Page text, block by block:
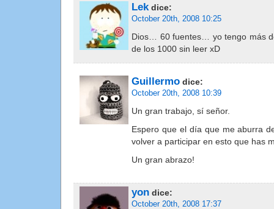
Lek dice:
October 20th, 2008 10:25
Dios… 60 fuentes… yo tengo más
de los 1000 sin leer xD
Guillermo dice:
October 20th, 2008 10:39
Un gran trabajo, sí señor.
Espero que el día que me aburra
volver a participar en esto que has
Un gran abrazo!
yon dice:
October 20th, 2008 17:37